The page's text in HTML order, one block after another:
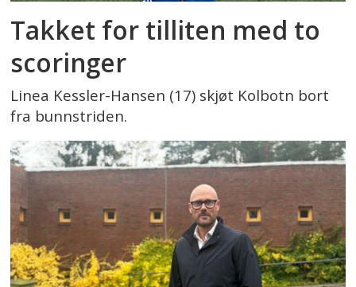
Takket for tilliten med to
scoringer
Linea Kessler-Hansen (17) skjøt Kolbotn bort
fra bunnstriden.